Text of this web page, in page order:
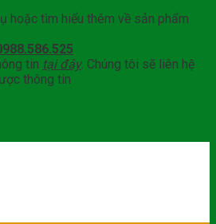
hoặc tìm hiểu thêm về sản phẩm
tin tại đây. Chúng tôi sẽ liên hệ
thông tin